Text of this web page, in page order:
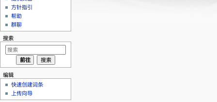
方针指引
帮助
群聊
搜索
编辑
快速创建词条
上传向导